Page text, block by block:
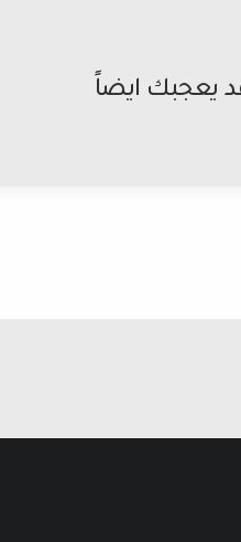
يعجبك ايضاً